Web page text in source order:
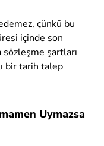
çünkü bu
içinde son
şartları
bir tarih talep
Uymazsa